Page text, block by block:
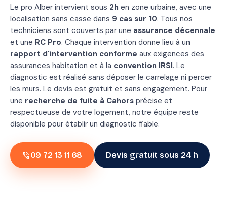
Le pro Alber intervient sous 2h en zone urbaine, avec une
localisation sans casse dans 9 cas sur 10. Tous nos
techniciens sont couverts par une assurance décennale
et une RC Pro. Chaque intervention donne lieu à un
rapport d'intervention conforme aux exigences des
assurances habitation et à la convention IRSI. Le
diagnostic est réalisé sans déposer le carrelage ni percer
les murs. Le devis est gratuit et sans engagement. Pour
une recherche de fuite à Cahors précise et
respectueuse de votre logement, notre équipe reste
disponible pour établir un diagnostic fiable.
phone_in_talk09 72 13 11 68 Devis gratuit sous 24 h